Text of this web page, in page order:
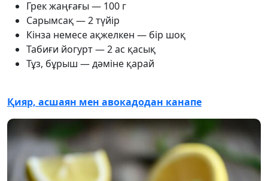
Грек жаңғағы — 100 г
Сарымсақ — 2 түйір
Кінза немесе ақжелкен — бір шоқ
Табиғи йогурт — 2 ас қасық
Тұз, бұрыш — дәміне қарай
Қияр, асшаян мен авокадодан канапе